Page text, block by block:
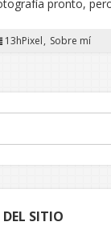
pronto,
13hPixel Sobre mí
SITIO